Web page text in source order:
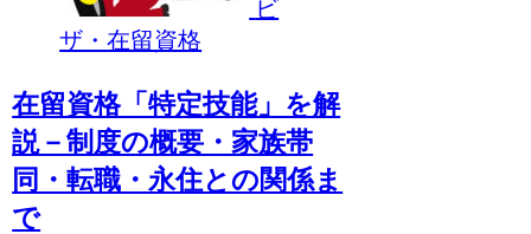
ビ
ザ・在留資格
在留資格「特定技能」を解
説－制度の概要・家族帯
同・転職・永住との関係ま
で